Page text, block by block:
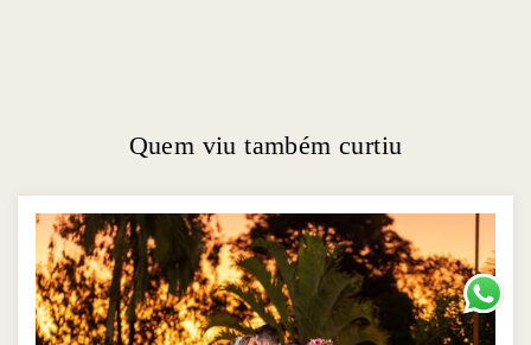
Quem viu também curtiu